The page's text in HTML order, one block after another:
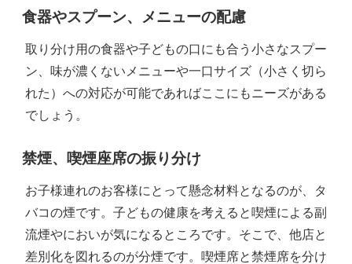
食器やスプーン、メニューの配慮
取り分け用の食器や子どもの口にも合う小さなスプー
ン、味が濃くないメニューや一口サイズ（小さく切ら
れた）への対応が可能であればここにもニーズがある
でしょう。
禁煙、喫煙座席の振り分け
お子様連れのお客様にとって懸念材料となるのが、タ
バコの煙です。子どもの健康を考えると喫煙による副
流煙やにおいが気になるところです。そこで、他店と
差別化を図れるのが分煙です。喫煙席と禁煙席を分け